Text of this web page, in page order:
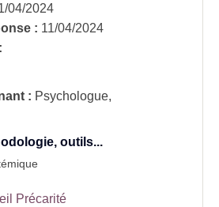
04/2024
: 11/04/2024
: Psychologue,
outils...
Précarité